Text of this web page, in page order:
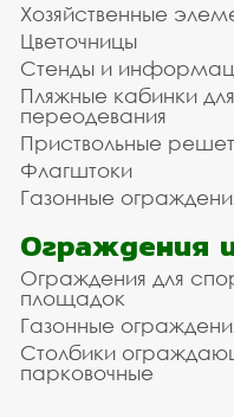
Хозяйственные
Цветочницы
Стенды и
Пляжные кабинки для
переодевания
Приствольные
Флагштоки
Газонные
Ограждения
Ограждения для
площадок
Газонные
Столбики
парковочные